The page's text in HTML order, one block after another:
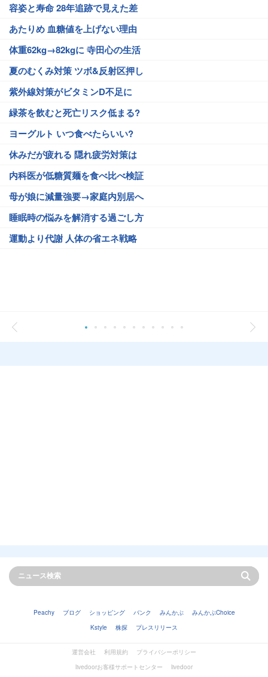
容姿と寿命 28年追跡で見えた差
あたりめ 血糖値を上げない理由
体重62kg→82kgに 寺田心の生活
夏のむくみ対策 ツボ&反射区押し
紫外線対策がビタミンD不足に
緑茶を飲むと死亡リスク低まる?
ヨーグルト いつ食べたらいい?
休みだが疲れる 隠れ疲労対策は
内科医が低糖質麺を食べ比べ検証
母が娘に減量強要→家庭内別居へ
睡眠時の悩みを解消する過ごし方
運動より代謝 人体の省エネ戦略
Peachy ブログ ショッピング バンク みんかぶ
みんかぶChoice
Kstyle
株探 プレスリリース
運営会社 利用規約
プライバシーポリシー
livedoorお客様サポートセンター
livedoor